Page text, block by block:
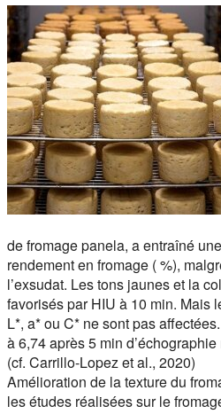
de fromage panela, a entraîné
rendement en fromage ( %),
l’exsudat. Les tons jaunes et la
favorisés par HIU à 10 min. Mais
L*, a* ou C* ne sont pas
à 6,74 après 5 min
(cf. Carrillo-Lopez et al., 2020)
Amélioration de la texture du
les études réalisées sur le